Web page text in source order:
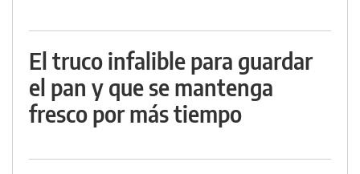
El truco infalible para guardar
el pan y que se mantenga
fresco por más tiempo